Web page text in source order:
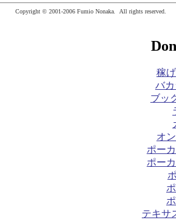
Copyright © 2001-2006 Fumio Nonaka. All rights reserved.
稼
バ
ブッ
オ
ポー
ポー
テキサ